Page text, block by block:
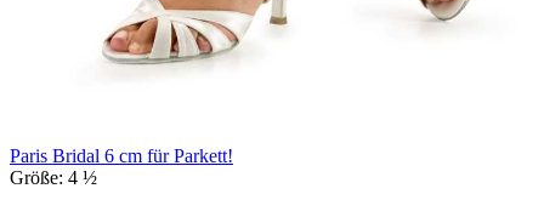
Paris Bridal 6 cm für Parkett!
Größe: 4 ½